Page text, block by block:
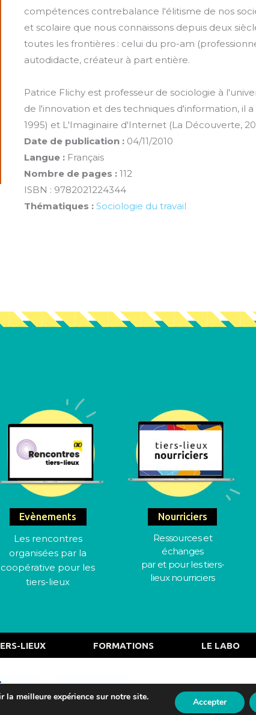
compétences contrebalance l'élitisme de nos
et scolaire que nous connaissons depuis deux
toutes les frontières : celui du pro-am
autodidacte, créateur à part entière.
Patrice Flichy est professeur de sociologie à
de l'innovation et des techniques d'information, il
1995) et L'Imaginaire d'Internet (La Découverte,
Date de publication : 04/11/2010
Langue : Français
Nombre de pages : 112
ISBN : 9782021224344
Thématiques : Sociologie du travail
Evènements
Les rencontres
organisées par la
coopérative pour les
tiers-lieux
Nourriciers
Ressources et
échanges
par et pour les tiers-
lieux nourriciers
LIEUX FORMATIONS LE LABO
Actualités
meilleure expérience sur notre site. Accepter